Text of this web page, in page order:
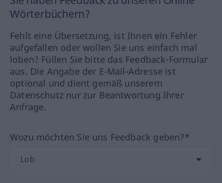
Wörterbüchern?
Fehlt eine Übersetzung, ist Ihnen ein Fehler
aufgefallen oder wollen Sie uns einfach mal
loben? Füllen Sie bitte das Feedback-Formular
aus. Die Angabe der E-Mail-Adresse ist
optional und dient gemäß unserem
Datenschutz nur zur Beantwortung Ihrer
Anfrage.
Wozu möchten Sie uns Feedback geben?*